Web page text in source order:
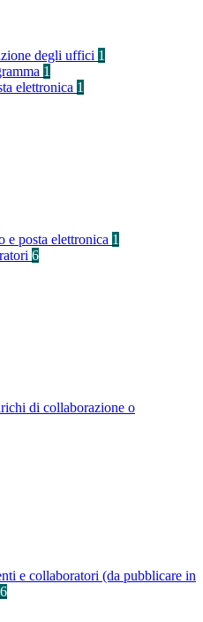
degli uffici 1
1
elettronica 1
e posta elettronica 1
6
di collaborazione o
e collaboratori (da pubblicare in
6